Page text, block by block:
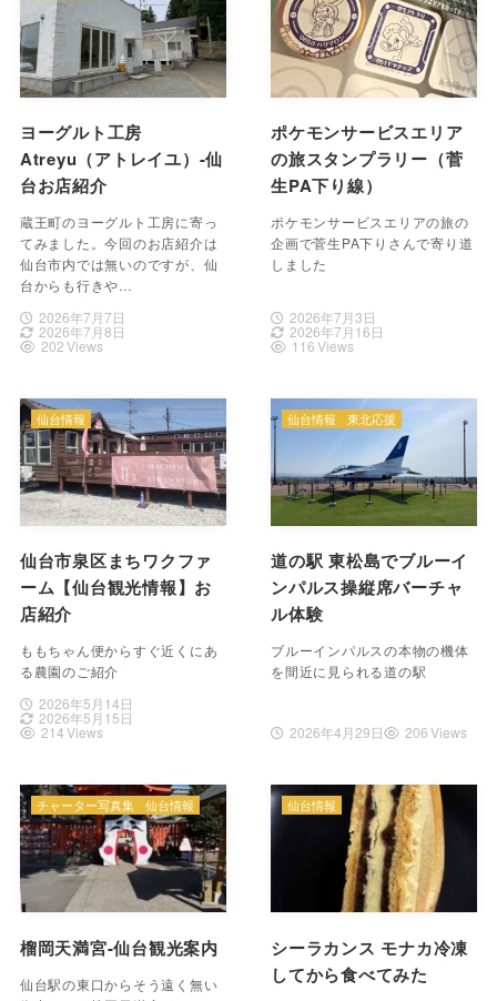
ヨーグルト工房
Atreyu（アトレイユ）-仙
台お店紹介
蔵王町のヨーグルト工房に寄っ
てみました。今回のお店紹介は
仙台市内では無いのですが、仙
台からも行きや…
2026年7月7日
2026年7月8日
202 Views
ポケモンサービスエリア
の旅スタンプラリー（菅
生PA下り線）
ポケモンサービスエリアの旅の
企画で菅生PA下りさんで寄り道
しました
2026年7月3日
2026年7月16日
116 Views
仙台市泉区まちワクファ
ーム【仙台観光情報】お
店紹介
ももちゃん便からすぐ近くにあ
る農園のご紹介
2026年5月14日
2026年5月15日
仙台情報
214 Views
道の駅 東松島でブルーイ
ンパルス操縦席バーチャ
ル体験
ブルーインパルスの本物の機体
を間近に見られる道の駅
2026年4月29日
仙台情報 東北応援
206 Views
榴岡天満宮-仙台観光案内
仙台駅の東口からそう遠く無い
チャーター写真集 仙台情報
シーラカンス モナカ冷凍
してから食べてみた
仙台情報